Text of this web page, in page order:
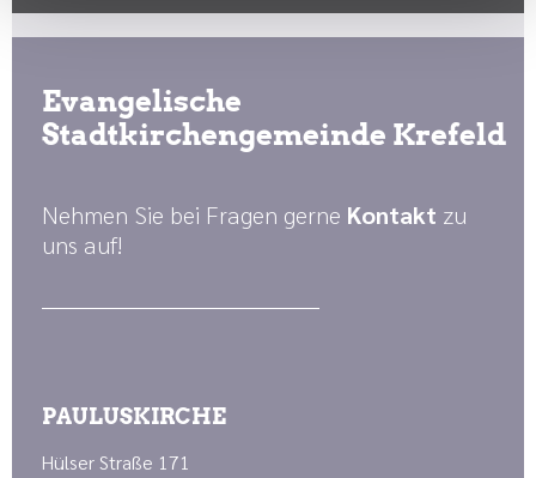
Evangelische
Stadtkirchengemeinde Krefeld
Nehmen Sie bei Fragen gerne Kontakt zu
uns auf!
PAULUSKIRCHE
Hülser Straße 171